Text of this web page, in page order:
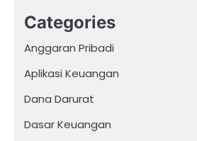
Categories
Anggaran Pribadi
Aplikasi Keuangan
Dana Darurat
Dasar Keuangan